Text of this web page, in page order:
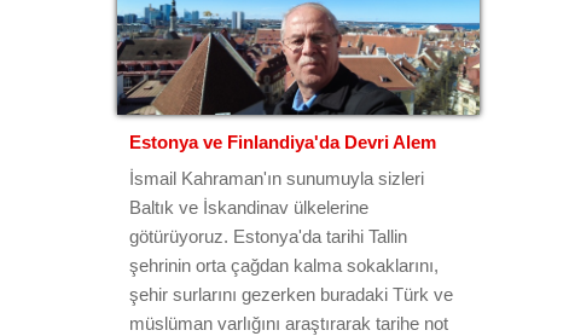
Estonya ve Finlandiya'da Devri Alem
İsmail Kahraman'ın sunumuyla sizleri
Baltık ve İskandinav ülkelerine
götürüyoruz. Estonya'da tarihi Tallin
şehrinin orta çağdan kalma sokaklarını,
şehir surlarını gezerken buradaki Türk ve
müslüman varlığını araştırarak tarihe not